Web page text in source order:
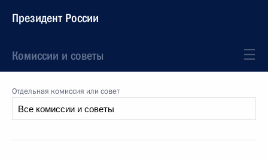
Президент России
Комиссии и советы
Отдельная комиссия или совет